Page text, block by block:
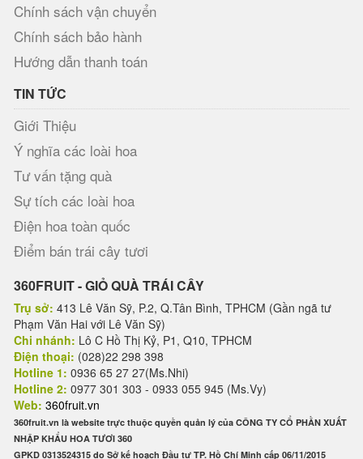
Chính sách vận chuyển
Chính sách bảo hành
Hướng dẫn thanh toán
TIN TỨC
Giới Thiệu
Ý nghĩa các loài hoa
Tư vấn tặng quà
Sự tích các loài hoa
Điện hoa toàn quốc
Điểm bán trái cây tươi
360FRUIT - GIỎ QUÀ TRÁI CÂY
Trụ sở: 413 Lê Văn Sỹ, P.2, Q.Tân Bình, TPHCM (Gần ngã tư
Phạm Văn Hai với Lê Văn Sỹ)
Chi nhánh: Lô C Hồ Thị Kỷ, P1, Q10, TPHCM
Điện thoại: (028)22 298 398
Hotline 1: 0936 65 27 27(Ms.Nhi)
Hotline 2: 0977 301 303 - 0933 055 945 (Ms.Vy)
Web: 360fruit.vn
360fruit.vn là website trực thuộc quyền quản lý của CÔNG TY CỔ PHẦN XUẤT
NHẬP KHẨU HOA TƯƠI 360
GPKD 0313524315 do Sở kế hoạch Đầu tư TP. Hồ Chí Minh cấp 06/11/2015